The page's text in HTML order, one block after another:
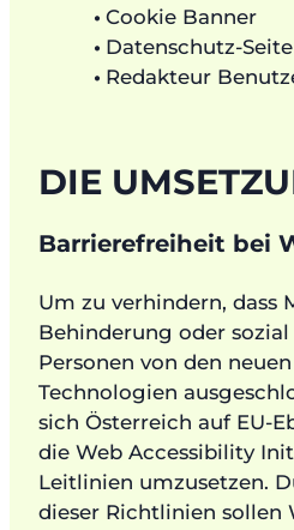
Cookie Banner
Datenschutz-Seite
Redakteur
DIE
Barrierefreiheit bei
Um zu verhindern, dass
Behinderung oder
Personen von den
Technologien
sich Österreich auf EU-
die Web Accessibility
Leitlinien umzusetzen.
dieser Richtlinien sollen